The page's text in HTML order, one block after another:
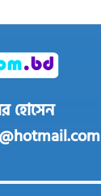
হোসেন